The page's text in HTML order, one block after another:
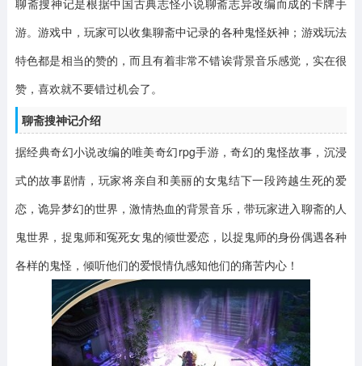
策略游戏 文字游戏 角色扮演
聊斋搜神记是根据中国古典志怪小说聊斋志异改编而成的卡牌手
游。游戏中，玩家可以收集聊斋中记录的各种鬼怪妖神；游戏玩法
特色都是相当的赞的，而且有着非常不错诶背景音乐感觉，实在很
赞，喜欢就不要错过机会了。
聊斋搜神记介绍
据经典奇幻小说改编的唯美奇幻rpg手游，奇幻的鬼怪故事，沉浸
式的故事剧情，玩家将亲自和美丽的女鬼结下一段跨越生死的爱
恋，诡异梦幻的世界，激情热血的背景音乐，带玩家进入聊斋的人
鬼世界，捉鬼师和冤死女鬼的倾世爱恋，以捉鬼师的身份偶遇各种
各样的鬼怪，倾听他们的爱恨情仇感知他们的痛苦内心！